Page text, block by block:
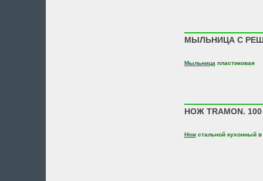
МЫЛЬНИЦА С
Мыльница пластиковая
НОЖ TRAMON.
Ножстальной кухонный в